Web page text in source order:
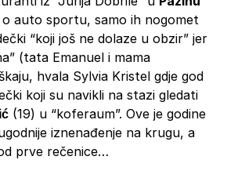
o auto sportu, samo ih nogomet
“koji još ne dolaze u obzir” jer
(tata Emanuel i mama
hvala Sylvia Kristel gdje god
koji su navikli na stazi gledati
(19) u “koferaum”. Ove je godine
iznenađenje na krugu, a
prve rečenice…